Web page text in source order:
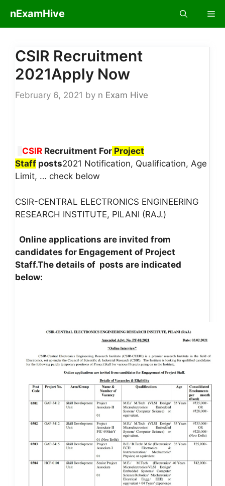
content
nExamHive
CSIR Recruitment
2021Apply Now
February 6, 2021 by n Exam Hive
CSIR Recruitment For Project
Staff posts2021 Notification, Qualification, Age
Limit, … check below
CSIR-CENTRAL ELECTRONICS ENGINEERING
RESEARCH INSTITUTE, PILANI (RAJ.)
Online applications are invited from
candidates for Engagement of Project
Staff.The details of posts are indicated
below: